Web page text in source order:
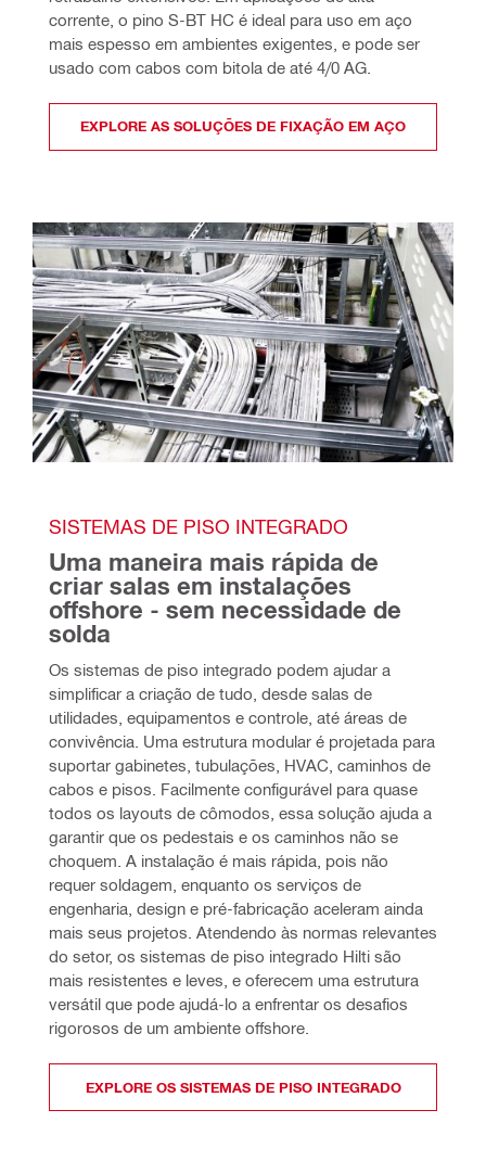
corrente, o pino S-BT HC é ideal para uso em aço
mais espesso em ambientes exigentes, e pode ser
usado com cabos com bitola de até 4/0 AG.
EXPLORE AS SOLUÇÕES DE FIXAÇÃO EM AÇO
SISTEMAS DE PISO INTEGRADO
Uma maneira mais rápida de
criar salas em instalações
offshore - sem necessidade de
solda
Os sistemas de piso integrado podem ajudar a
simplificar a criação de tudo, desde salas de
utilidades, equipamentos e controle, até áreas de
convivência. Uma estrutura modular é projetada para
suportar gabinetes, tubulações, HVAC, caminhos de
cabos e pisos. Facilmente configurável para quase
todos os layouts de cômodos, essa solução ajuda a
garantir que os pedestais e os caminhos não se
choquem. A instalação é mais rápida, pois não
requer soldagem, enquanto os serviços de
engenharia, design e pré-fabricação aceleram ainda
mais seus projetos. Atendendo às normas relevantes
do setor, os sistemas de piso integrado Hilti são
mais resistentes e leves, e oferecem uma estrutura
versátil que pode ajudá-lo a enfrentar os desafios
rigorosos de um ambiente offshore.
EXPLORE OS SISTEMAS DE PISO INTEGRADO